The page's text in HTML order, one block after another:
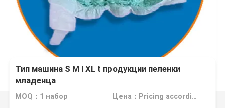
Тип машина S M l XL t продукции пеленки
младенца
MOQ：1 набор Цена：Pricing according to machine configuration